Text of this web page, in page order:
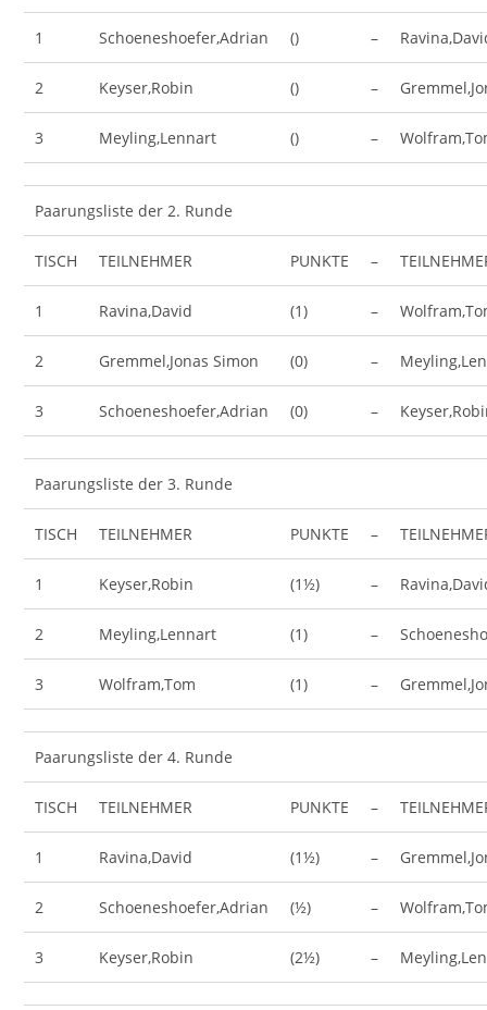
1 Schoeneshoefer,Adrian () –
2 Keyser,Robin () –
3 Meyling,Lennart () –
Paarungsliste der 2. Runde
TISCH TEILNEHMER PUNKTE –
1 Ravina,David (1) –
2 Gremmel,Jonas Simon (0) –
3 Schoeneshoefer,Adrian (0) –
Paarungsliste der 3. Runde
TISCH TEILNEHMER PUNKTE –
1 Keyser,Robin (1½) –
2 Meyling,Lennart (1) –
3 Wolfram,Tom (1) –
Paarungsliste der 4. Runde
TISCH TEILNEHMER PUNKTE –
1 Ravina,David (1½) –
2 Schoeneshoefer,Adrian (½) –
3 Keyser,Robin (2½) –